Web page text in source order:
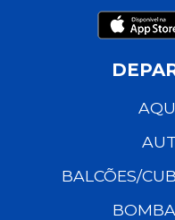
BALCÕES/